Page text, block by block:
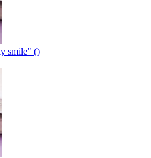
smile" ()